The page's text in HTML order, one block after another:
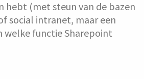
hebt (met steun van de bazen
social intranet, maar een
welke functie Sharepoint